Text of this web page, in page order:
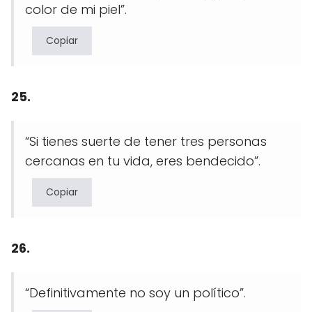
color de mi piel”.
Copiar
25.
“Si tienes suerte de tener tres personas
cercanas en tu vida, eres bendecido”.
Copiar
26.
“Definitivamente no soy un político”.